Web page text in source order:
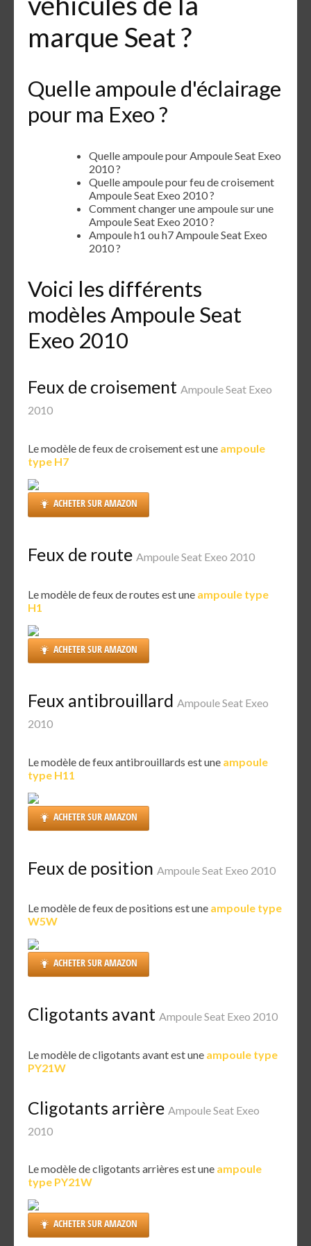
marque Seat ?
Quelle ampoule d'éclairage
pour ma Exeo ?
Quelle ampoule pour Ampoule Seat Exeo
2010 ?
Quelle ampoule pour feu de croisement
Ampoule Seat Exeo 2010 ?
Comment changer une ampoule sur une
Ampoule Seat Exeo 2010 ?
Ampoule h1 ou h7 Ampoule Seat Exeo
2010 ?
Voici les différents
modèles Ampoule Seat
Exeo 2010
Feux de croisement Ampoule Seat Exeo
2010
Le modèle de feux de croisement est une ampoule
type H7
ACHETER SUR AMAZON
Feux de route Ampoule Seat Exeo 2010
Le modèle de feux de routes est une ampoule type
H1
ACHETER SUR AMAZON
Feux antibrouillard Ampoule Seat Exeo
2010
Le modèle de feux antibrouillards est une ampoule
type H11
ACHETER SUR AMAZON
Feux de position Ampoule Seat Exeo 2010
Le modèle de feux de positions est une ampoule type
W5W
ACHETER SUR AMAZON
Cligotants avant Ampoule Seat Exeo 2010
Le modèle de cligotants avant est une ampoule type
PY21W
Cligotants arrière Ampoule Seat Exeo
2010
Le modèle de cligotants arrières est une ampoule
type PY21W
ACHETER SUR AMAZON